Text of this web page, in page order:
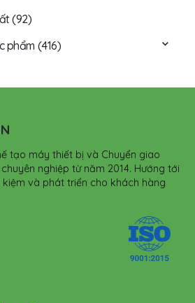
(92)
phẩm (416)
tạo máy thiết bị và Chuyển giao
nghiệp từ năm 2014. Hướng tới
và phát triển cho khách hàng